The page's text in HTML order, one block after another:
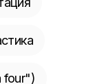
four")